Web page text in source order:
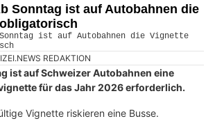
Sonntag ist auf Autobahnen die
REDAKTION
ist auf Schweizer Autobahnen eine
für das Jahr 2026 erforderlich.
Vignette riskieren eine Busse.